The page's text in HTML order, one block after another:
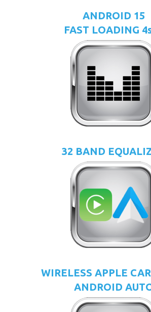
ANDROID 15
FAST LOADING
32 BAND
WIRELESS APPLE
ANDROID